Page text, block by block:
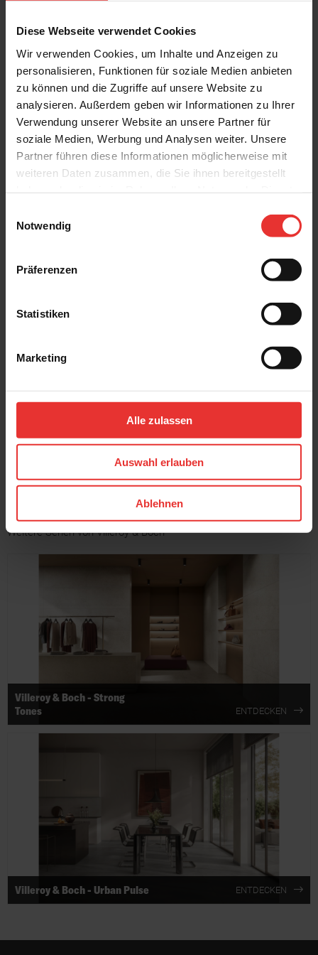
Diese Webseite verwendet Cookies
Wir verwenden Cookies, um Inhalte und Anzeigen zu
personalisieren, Funktionen für soziale Medien anbieten
zu können und die Zugriffe auf unsere Website zu
analysieren. Außerdem geben wir Informationen zu Ihrer
Verwendung unserer Website an unsere Partner für
soziale Medien, Werbung und Analysen weiter. Unsere
Partner führen diese Informationen möglicherweise mit
weiteren Daten zusammen, die Sie ihnen bereitgestellt
Notwendig
Präferenzen
Statistiken
Marketing
Alle zulassen
Auswahl erlauben
Ablehnen
Weitere Produkte aus der Serie
Cavira
40 x 120 cm
40 x 120 cm
Weitere Serien von Villeroy & Boch
Villeroy & Boch - Strong
Tones
ENTDECKEN
Villeroy & Boch - Urban Pulse ENTDECKEN